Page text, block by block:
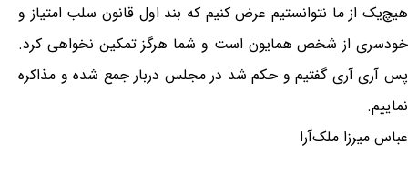
هیچ‌یک از ما نتوانستیم عرض کنیم که بند اول قانون سلب امتیاز و
خودسری از شخص همایون است و شما هرگز تمکین نخواهی کرد.
پس آری آری گفتیم و حکم شد در مجلس دربار جمع شده و مذاکره
نماییم.
عباس میرزا ملک‌آرا